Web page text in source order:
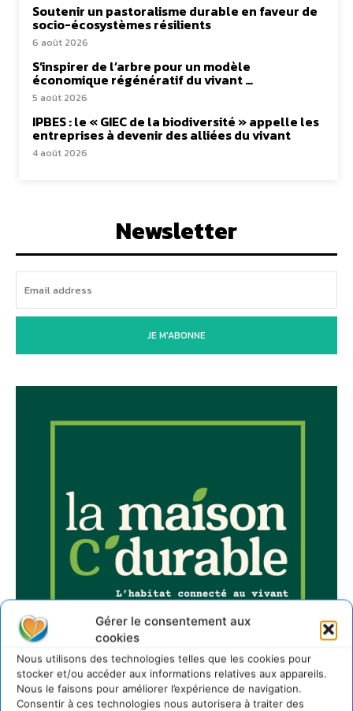
Gérer le consentement aux
cookies
Nous utilisons des technologies telles que les cookies pour
stocker et/ou accéder aux informations relatives aux appareils.
Nous le faisons pour améliorer l’expérience de navigation.
Consentir à ces technologies nous autorisera à traiter des
Soutenir un pastoralisme durable en faveur de
socio-écosystèmes résilients
6 août 2026
S’inspirer de l’arbre pour un modèle
économique régénératif du vivant …
5 août 2026
IPBES : le « GIEC de la biodiversité » appelle les
entreprises à devenir des alliées du vivant
4 août 2026
Newsletter
JE M'ABONNE